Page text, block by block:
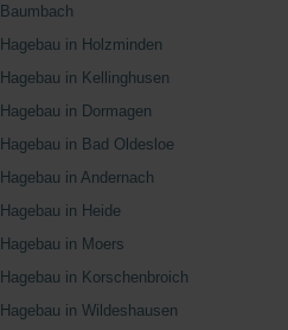
Baumbach
Hagebau in Holzminden
Hagebau in Kellinghusen
Hagebau in Dormagen
Hagebau in Bad Oldesloe
Hagebau in Andernach
Hagebau in Heide
Hagebau in Moers
Hagebau in Korschenbroich
Hagebau in Wildeshausen